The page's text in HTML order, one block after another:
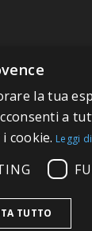
la tua
a
cookie. Leggi
TUTTO